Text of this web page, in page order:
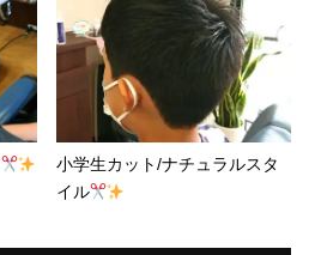
小学生カット/ナチュラルスタ
イル